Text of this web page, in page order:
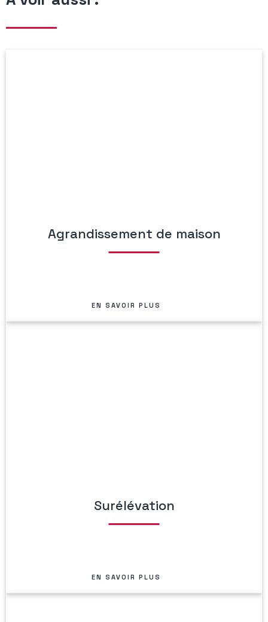
Agrandissement de maison
EN SAVOIR PLUS
Surélévation
EN SAVOIR PLUS